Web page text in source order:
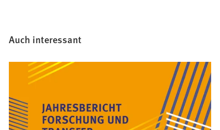
Auch interessant